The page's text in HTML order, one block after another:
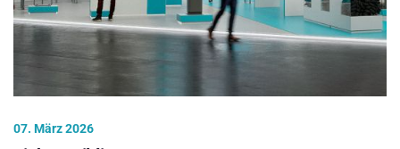
07. März 2026